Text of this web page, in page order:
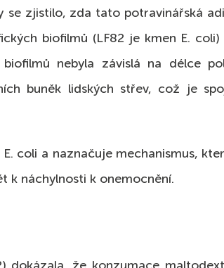
se zjistilo, zda tato potravinářská
biofilmů (LF82 je kmen E.
nebyla závislá na délce
buněk lidských střev, což je
coli a naznačuje mechanismus,
k náchylnosti k onemocnění.